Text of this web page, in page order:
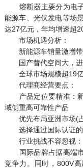
熔断器主要分为电子
能源车、光伏发电等场
达27亿元，年均增速超
市场机遇分析：
新能源车销量激增带
国产替代空间大，进
全球市场规模超19亿
代理商经营要点：
产品定位要精准：新
域侧重高可靠性产品
优先布局亚洲市场(占
选择通过国际认证的
行业挑战不容忽视：
国际品牌占据高端市
竞争力。同时，800V